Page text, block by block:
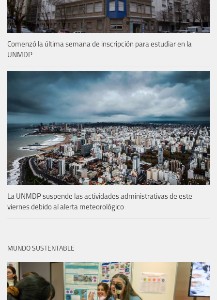
Comenzó la última semana de inscripción para estudiar en la
UNMDP
La UNMDP suspende las actividades administrativas de este
viernes debido al alerta meteorológico
MUNDO SUSTENTABLE